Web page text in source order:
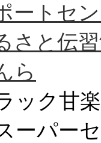
ートセ
さと伝
ら
ク甘
パーセ